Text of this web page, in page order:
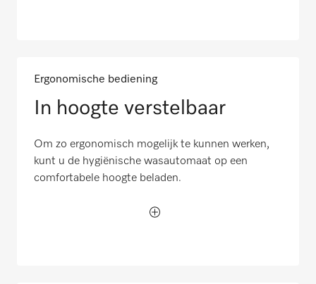
Ergonomische bediening
In hoogte verstelbaar
Om zo ergonomisch mogelijk te kunnen werken,
kunt u de hygiënische wasautomaat op een
comfortabele hoogte beladen.